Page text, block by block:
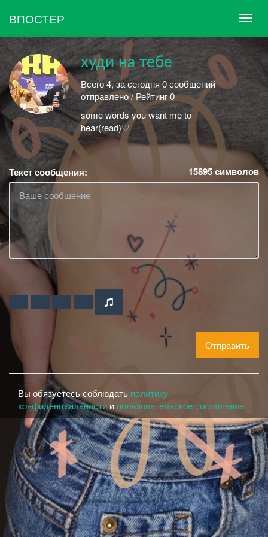
ВПОСТЕР
худи на тебе
Всего 4, за сегодня 0 сообщений
отправлено / Рейтинг 0
some words you want me to
hear(read)♡
Текст сообщения: 15895символов
Отправить
Вы обязуетесь соблюдать политику
конфиденциальности и пользовательское соглашение